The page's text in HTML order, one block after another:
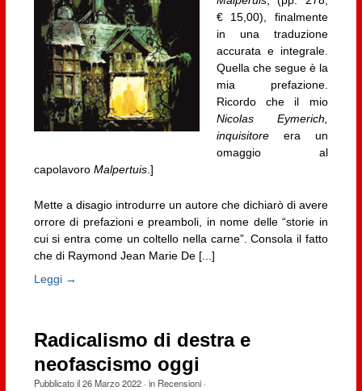
€ 15,00), finalmente
in una traduzione
accurata e integrale.
Quella che segue è la
mia prefazione.
Ricordo che il mio
Nicolas Eymerich,
inquisitoreera un
omaggio al
capolavoro Malpertuis.]
Mette a disagio introdurre un autore che dichiarò di avere
orrore di prefazioni e preamboli, in nome delle “storie in
cui si entra come un coltello nella carne”. Consola il fatto
che di Raymond Jean Marie De [...]
Leggi →
Radicalismo di destra e
neofascismo oggi
Pubblicato il26 Marzo 2022· in Recensioni·